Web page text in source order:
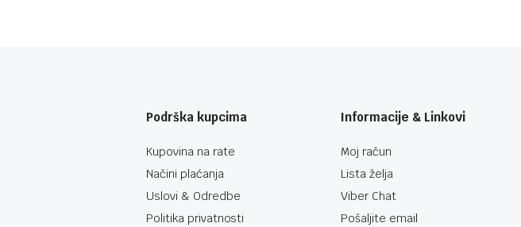
Podrška kupcima
Kupovina na rate
Načini plaćanja
Uslovi & Odredbe
Politika privatnosti
Informacije & Linkovi
Moj račun
Lista želja
Viber Chat
Pošaljite email